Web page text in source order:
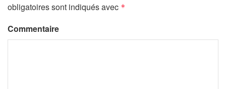
obligatoires sont indiqués avec *
Commentaire